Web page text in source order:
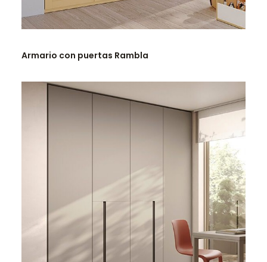
Armario con puertas Rambla